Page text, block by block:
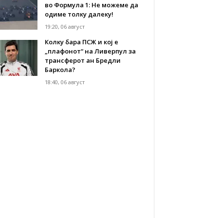
во Формула 1: Не можеме да
одиме толку далеку!
19:20, 06 август
Колку бара ПСЖ и кој е
„плафонот“ на Ливерпул за
трансферот ан Бредли
Баркола?
18:40, 06 август